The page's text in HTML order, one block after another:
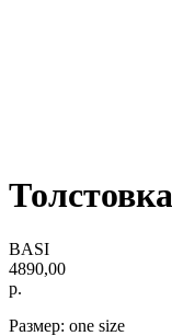
Толстовка
BASI
4890,00
р.
Размер: one size